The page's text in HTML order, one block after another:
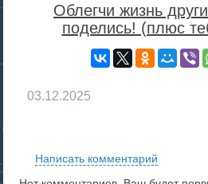
Облегчи жизнь
поделись! (плюс
03.12.2025
Написать комментарий